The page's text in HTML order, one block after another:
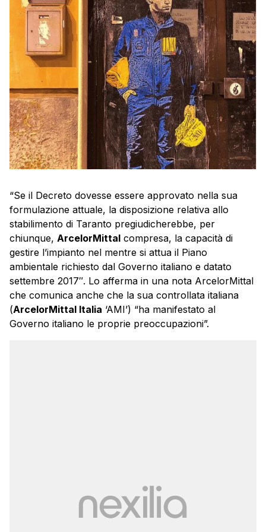
“Se il Decreto dovesse essere approvato nella sua
formulazione attuale, la disposizione relativa allo
stabilimento di Taranto pregiudicherebbe, per
chiunque, ArcelorMittal compresa, la capacità di
gestire l’impianto nel mentre si attua il Piano
ambientale richiesto dal Governo italiano e datato
settembre 2017″. Lo afferma in una nota ArcelorMittal
che comunica anche che la sua controllata italiana
(ArcelorMittal Italia ‘AMI’) “ha manifestato al
Governo italiano le proprie preoccupazioni”.